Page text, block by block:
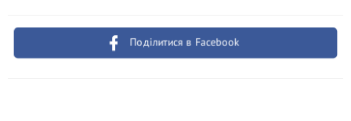
Поділитися в Facebook